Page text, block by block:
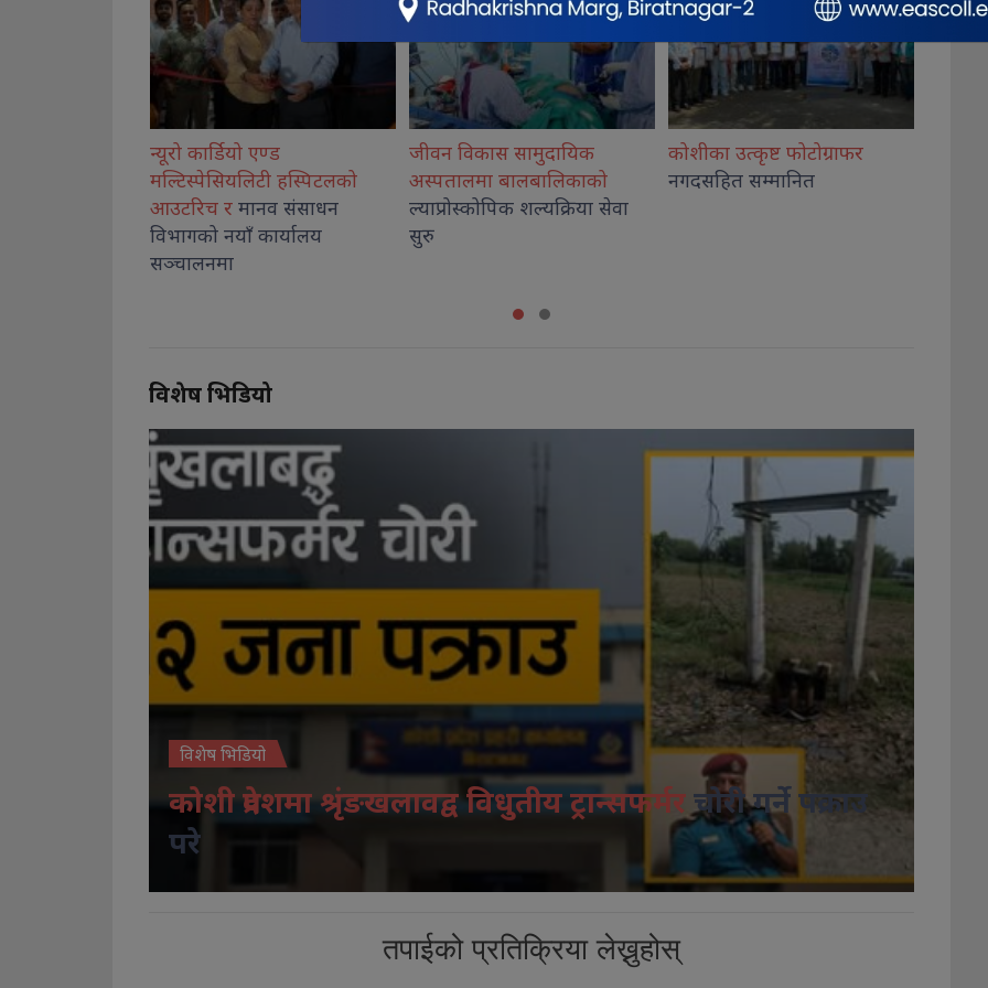
जीवन विकास सामुदायिक
अस्पतालमा बालबालिकाको
ल्याप्रोस्कोपिक शल्यक्रिया सेवा
सुरु
कोशीका उत्कृष्ट फोटोग्राफर
नगदसहित सम्मानित
राष्ट्रिय भेलालाई शेरबहादुर देउवाले
सम्बोधन गर्ने
विशेष भिडियो
विशेष भिडियो
कोशी प्रदेशमा श्रृंङखलावद्व विधुतीय ट्रान्सफर्मरचोरी गर्ने पक्राउ
परे
तपाईको प्रतिक्रिया लेख्नुहोस्